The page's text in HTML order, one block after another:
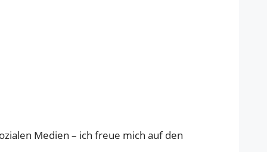
Medien – ich freue mich auf den